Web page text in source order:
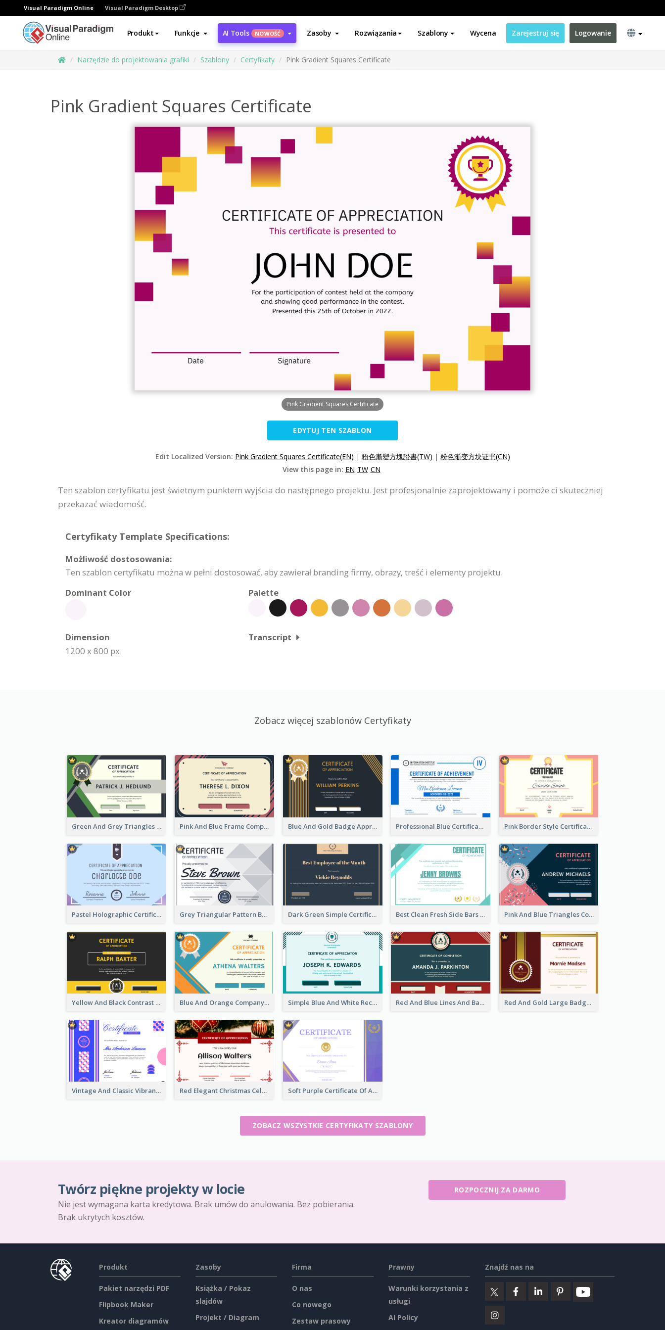
Visual Paradigm Online Visual Paradigm Desktop
Produkt Funkcje AI Tools NOWOŚĆ Zasoby Rozwiązania Szablony Wycena Zarejestruj się Logowanie
Narzędzie do projektowania grafiki Szablony Certyfikaty Pink Gradient Squares Certificate
Pink Gradient Squares Certificate
Pink Gradient Squares Certificate
EDYTUJ TEN SZABLON
Edit Localized Version: Pink Gradient Squares Certificate(EN) | 粉色漸變方塊證書(TW) | 粉色渐变方块证书(CN)
View this page in: EN TW CN
Ten szablon certyfikatu jest świetnym punktem wyjścia do następnego projektu. Jest profesjonalnie zaprojektowany i pomoże ci skuteczniej
przekazać wiadomość.
Certyfikaty Template Specifications:
Możliwość dostosowania:
Ten szablon certyfikatu można w pełni dostosować, aby zawierał branding firmy, obrazy, treść i elementy projektu.
Dominant Color
Palette
Dimension
1200 x 800 px
Transcript
Zobacz więcej szablonów Certyfikaty
Green And Grey Triangles With Badge Certificate Pink And Blue Frame Company Certificate Blue And Gold Badge Appreciation Certificate Professional Blue Certificate Design Template Idea Pink Border Style Certificate Design Template
Pastel Holographic Certificate Of Appreciation Grey Triangular Pattern Best Certificate Design Dark Green Simple Certificate For Best Employee Best Clean Fresh Side Bars Cyber Certificate Design Pink And Blue Triangles Confetti Celebration Certificate
Yellow And Black Contrast Simple Certificate Blue And Orange Company Triangles With Badge Certificate Simple Blue And White Rectangle Certificate Red And Blue Lines And Badge Completion Certificate Red And Gold Large Badge Certificate
Vintage And Classic Vibrant Certificate Design Ideas Red Elegant Christmas Celebration Certificate Soft Purple Certificate Of Appreciation Design Idea
ZOBACZ WSZYSTKIE CERTYFIKATY SZABLONY
Twórz piękne projekty w locie
Nie jest wymagana karta kredytowa. Brak umów do anulowania. Bez pobierania.
Brak ukrytych kosztów.
ROZPOCZNIJ ZA DARMO
Produkt
Pakiet narzędzi PDF
Flipbook Maker
Kreator diagramów
Zasoby
Książka / Pokaz
slajdów
Projekt / Diagram
Firma
O nas
Co nowego
Zestaw prasowy
Prawny
Warunki korzystania z
usługi
AI Policy
Znajdź nas na